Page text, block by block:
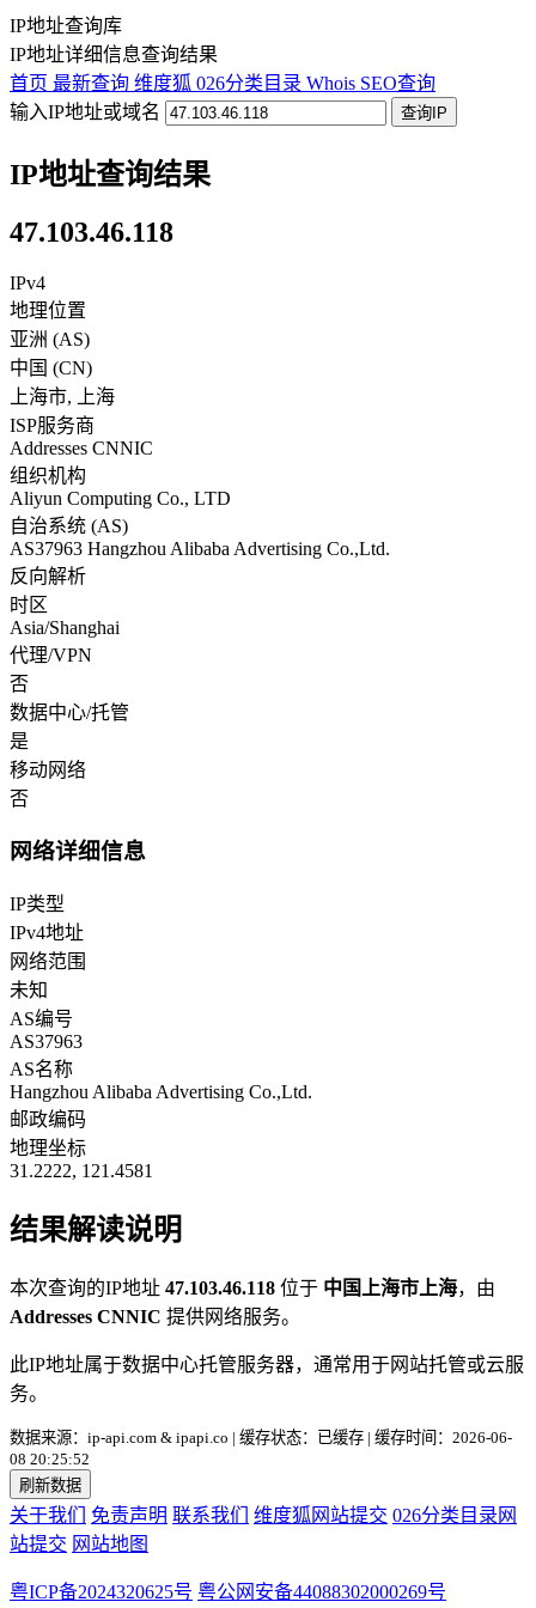
IP地址查询库
IP地址详细信息查询结果
首页 最新查询 维度狐 026分类目录 Whois SEO查询
输入IP地址或域名
查询IP
IP地址查询结果
47.103.46.118
IPv4
地理位置
亚洲 (AS)
中国 (CN)
上海市,
上海
ISP服务商
Addresses CNNIC
组织机构
Aliyun Computing Co., LTD
自治系统 (AS)
AS37963 Hangzhou Alibaba Advertising Co.,Ltd.
反向解析
时区
Asia/Shanghai
代理/VPN
否
数据中心/托管
是
移动网络
否
网络详细信息
IP类型
IPv4地址
网络范围
未知
AS编号
AS37963
AS名称
Hangzhou Alibaba Advertising Co.,Ltd.
邮政编码
地理坐标
31.2222, 121.4581
结果解读说明
本次查询的IP地址 47.103.46.118 位于 中国上海市上海，由
Addresses CNNIC 提供网络服务。
此IP地址属于数据中心托管服务器，通常用于网站托管或云服
务。
数据来源：ip-api.com & ipapi.co | 缓存状态：已缓存 | 缓存时间：2026-06-
08 20:25:52
刷新数据
关于我们 免责声明 联系我们 维度狐网站提交 026分类目录网
站提交 网站地图
粤ICP备2024320625号 粤公网安备44088302000269号